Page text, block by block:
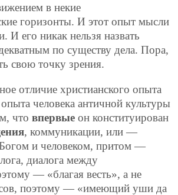
в некие
горизонты. И этот опыт мысли
И его никак нельзя назвать
по существу дела. Пора,
свою точку зрения.
отличие христианского опыта
человека античной культуры
что впервые он конституирован
, коммуникации, или —
и человеком, притом —
диалога между
— «благая весть», а не
поэтому — «имеющий уши да